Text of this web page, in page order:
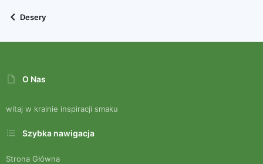
Desery
O Nas
witaj w krainie inspiracji smaku
Szybka nawigacja
Strona Główna